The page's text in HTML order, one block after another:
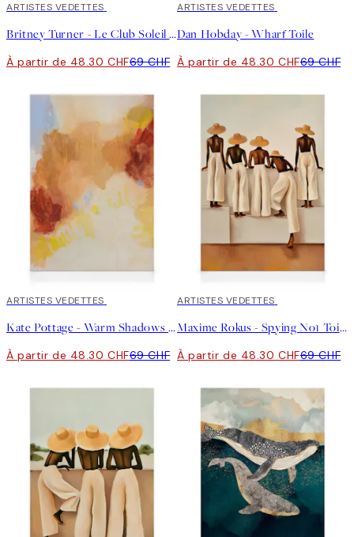
30%*
ARTISTES VEDETTES
Britney Turner - Le Club Soleil Toile
À partir de 48.30 CHF69 CHF
30%*
ARTISTES VEDETTES
Dan Hobday - Wharf Toile
À partir de 48.30 CHF69 CHF
30%*
ARTISTES VEDETTES
Kate Pottage - Warm Shadows Toile
À partir de 48.30 CHF69 CHF
30%*
ARTISTES VEDETTES
Maxime Rokus - Spying No1 Toile
À partir de 48.30 CHF69 CHF